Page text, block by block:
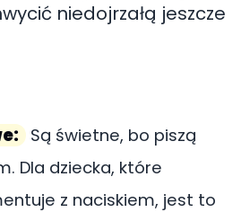
niedojrzałą jeszcze
Są świetne, bo piszą
Dla dziecka, które
z naciskiem, jest to